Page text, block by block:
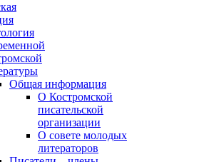
Общая информация
О Костромской
писательской
организации
О совете молодых
литераторов